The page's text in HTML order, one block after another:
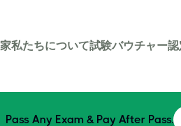
家私たちについて試験バウチャー認
Pass Any Exam & Pay After Pass.